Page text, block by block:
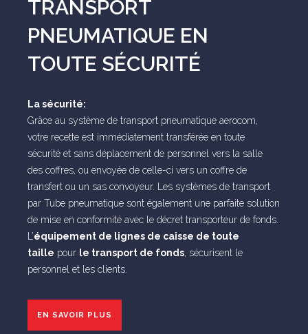
TRANSPORT
PNEUMATIQUE EN
TOUTE SÉCURITÉ
La sécurité:
Grâce au système de transport pneumatique aerocom,
votre recette est immédiatement transférée en toute
sécurité et sans déplacement de personnel vers la salle
des coffres, ou envoyée de celle-ci vers un coffre de
transfert ou un sas convoyeur. Les systèmes de transport
par Tube pneumatique sont également une parfaite solution
de mise en conformité avec le décret transporteur de fonds.
L’équipement de lignes de caisse de toute
taille pour le transport de fonds, sécurisent le
personnel et les clients.
EN SAVOIR PLUS